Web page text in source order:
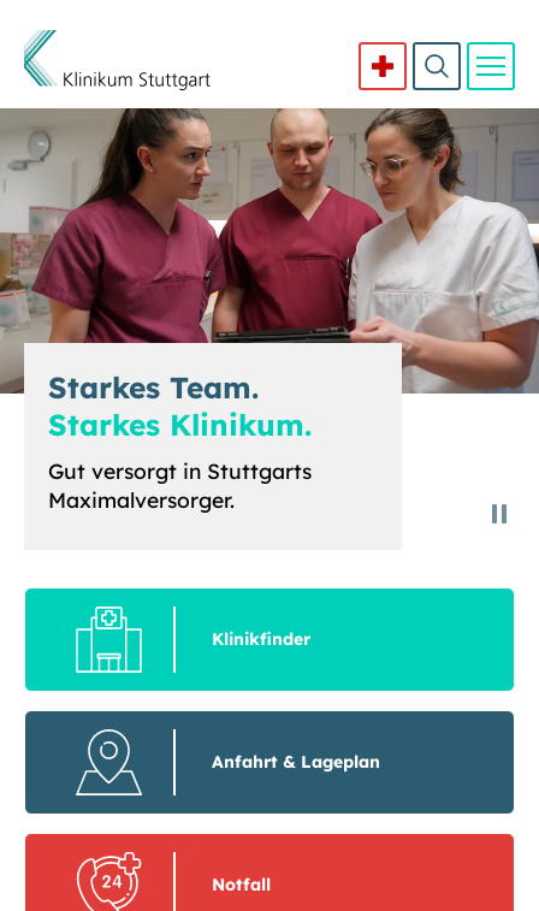
Starkes Team.
Starkes Klinikum.
Gut versorgt in Stuttgarts
Maximalversorger.
Klinikfinder
Anfahrt & Lageplan
Notfall